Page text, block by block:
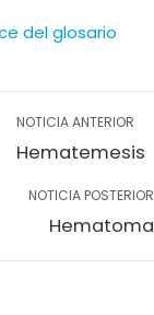
del glosario
NOTICIA ANTERIOR
Hematemesis
NOTICIA POSTERIOR
Hematoma